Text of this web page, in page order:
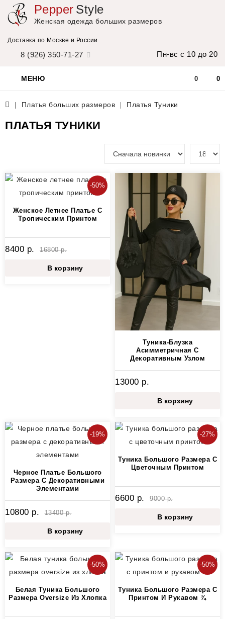
Pepper Style
Женская одежда больших размеров
Доставка по Москве и России
8 (926) 350-71-27 Пн-вс с 10 до 20
МЕНЮ 0 0
Платья больших размеров Платья Туники
ПЛАТЬЯ ТУНИКИ
-50%
Женское Летнее Платье С
Тропическим Принтом
8400 р. 16800 р.
В корзину
Туника-Блузка
Асимметричная С
Декоративным Узлом
13000 р.
В корзину
-19%
Черное Платье Большого
Размера С Декоративными
Элементами
10800 р. 13400 р.
В корзину
-27%
Туника Большого Размера С
Цветочным Принтом
6600 р. 9000 р.
В корзину
-50%
Белая Туника Большого
Размера Oversize Из Хлопка
-50%
Туника Большого Размера С
Принтом И Рукавом ¾